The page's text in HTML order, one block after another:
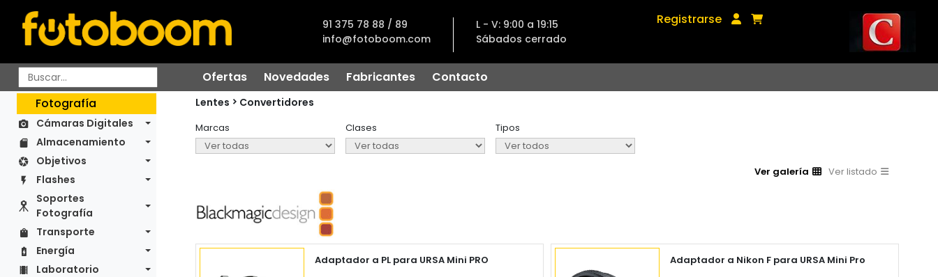
91 375 78 88 / 89
info@fotoboom.com
L - V: 9:00 a 19:15
Sábados cerrado
Registrarse
Ofertas Novedades Fabricantes
Contacto
Fotografía
Cámaras Digitales
Almacenamiento
Objetivos
Flashes
Soportes
Fotografía
Transporte
Energía
Laboratorio
Lentes Convertidores
Marcas Clases Tipos
Ver galería Ver listado
Adaptador a PL para URSA Mini PRO Adaptador a Nikon F para URSA Mini Pro